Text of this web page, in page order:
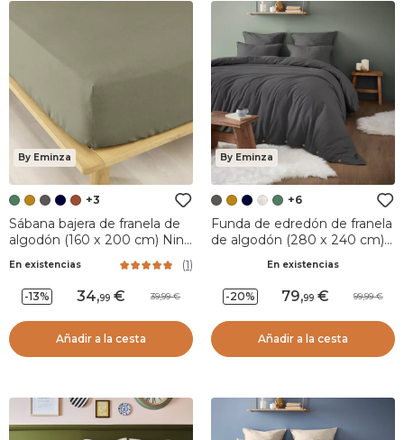
By Eminza
+3
Sábana bajera de franela de
algodón (160 x 200 cm) Nina
En existencias (1)
-13% 34,99 39,99
Añadir a la cesta
By Eminza
+6
Funda de edredón de franela
de algodón (280 x 240 cm)
En existencias
-20% 79,99 99,99
Añadir a la cesta